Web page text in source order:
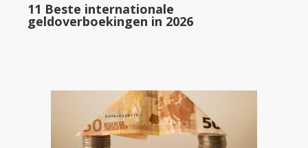
11 Beste internationale
geldoverboekingen in 2026